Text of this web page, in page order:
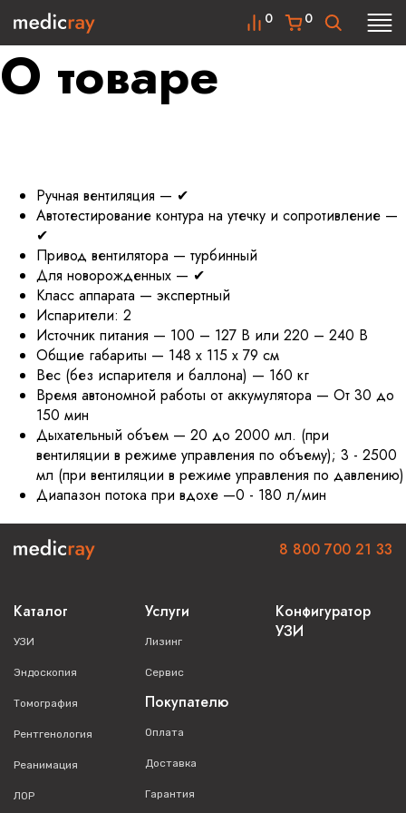
0
0
О товаре
Ручная вентиляция — ✔
Автотестирование контура на утечку и сопротивление —
✔
Привод вентилятора — турбинный
Для новорожденных — ✔
Класс аппарата — экспертный
Испарители: 2
Источник питания — 100 – 127 В или 220 – 240 В
Общие габариты — 148 x 115 x 79 см
Вес (без испарителя и баллона) — 160 кг
Время автономной работы от аккумулятора — От 30 до
150 мин
Дыхательный объем — 20 до 2000 мл. (при
вентиляции в режиме управления по объему); 3 - 2500
мл (при вентиляции в режиме управления по давлению)
Диапазон потока при вдохе —0 - 180 л/мин
Каталог
УЗИ
Эндоскопия
Томография
Рентгенология
Реанимация
ЛОР
Услуги
Лизинг
Сервис
Покупателю
Оплата
Доставка
Гарантия
Конфигуратор
УЗИ
8 800 700 21 33